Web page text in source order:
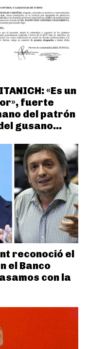
«Es un
fuerte
del patrón
gusano...
reconoció el
el Banco
con la